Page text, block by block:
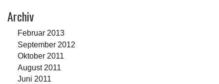
Archiv
Februar 2013
September 2012
Oktober 2011
August 2011
Juni 2011